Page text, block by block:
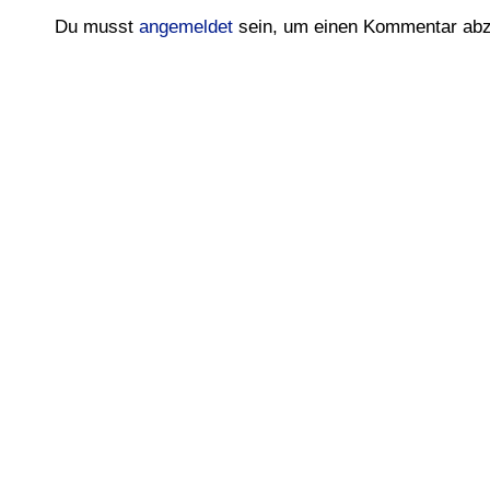
Du musst angemeldet sein, um einen Kommentar